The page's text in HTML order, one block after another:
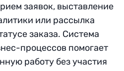
заявок, выставление
или рассылка
заказа. Система
процессов помогает
работу без участия